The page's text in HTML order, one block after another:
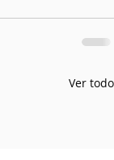
Ver todo